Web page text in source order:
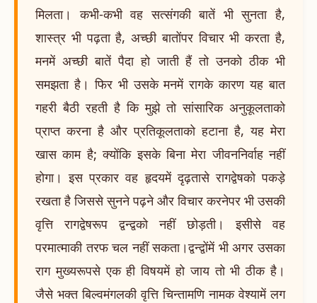
मिलता। कभी-कभी वह सत्संगकी बातें भी सुनता है,
शास्त्र भी पढ़ता है, अच्छी बातोंपर विचार भी करता है,
मनमें अच्छी बातें पैदा हो जाती हैं तो उनको ठीक भी
समझता है। फिर भी उसके मनमें रागके कारण यह बात
गहरी बैठी रहती है कि मुझे तो सांसारिक अनुकूलताको
प्राप्त करना है और प्रतिकूलताको हटाना है, यह मेरा
खास काम है; क्योंकि इसके बिना मेरा जीवननिर्वाह नहीं
होगा। इस प्रकार वह हृदयमें दृढ़तासे रागद्वेषको पकड़े
रखता है जिससे सुनने पढ़ने और विचार करनेपर भी उसकी
वृत्ति रागद्वेषरूप द्वन्द्वको नहीं छोड़ती। इसीसे वह
परमात्माकी तरफ चल नहीं सकता।द्वन्द्वोंमें भी अगर उसका
राग मुख्यरूपसे एक ही विषयमें हो जाय तो भी ठीक है।
जैसे भक्त बिल्वमंगलकी वृत्ति चिन्तामणि नामक वेश्यामें लग